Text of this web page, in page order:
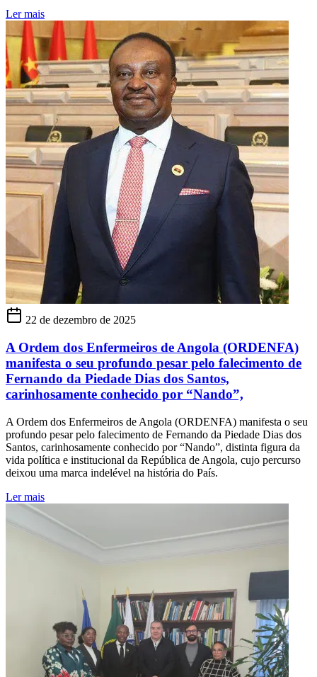
Ler mais
22 de dezembro de 2025
A Ordem dos Enfermeiros de Angola (ORDENFA)
manifesta o seu profundo pesar pelo falecimento de
Fernando da Piedade Dias dos Santos,
carinhosamente conhecido por “Nando”,
A Ordem dos Enfermeiros de Angola (ORDENFA) manifesta o seu
profundo pesar pelo falecimento de Fernando da Piedade Dias dos
Santos, carinhosamente conhecido por “Nando”, distinta figura da
vida política e institucional da República de Angola, cujo percurso
deixou uma marca indelével na história do País.
Ler mais